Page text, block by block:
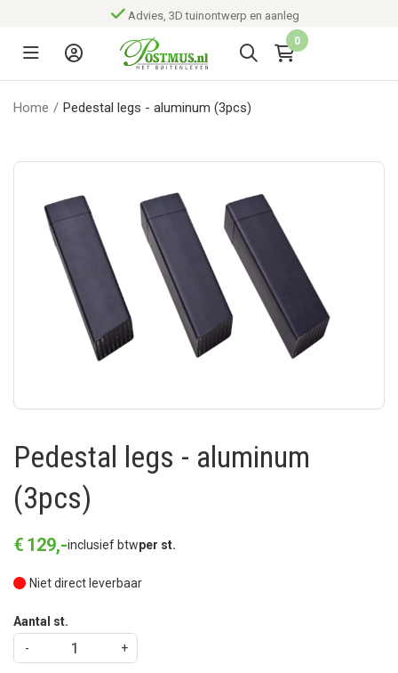
Advies, 3D tuinontwerp en aanleg
0
Home / Pedestal legs - aluminum (3pcs)
Pedestal legs - aluminum
(3pcs)
€ 129,-inclusief btwper st.
Niet direct leverbaar
Aantal st.